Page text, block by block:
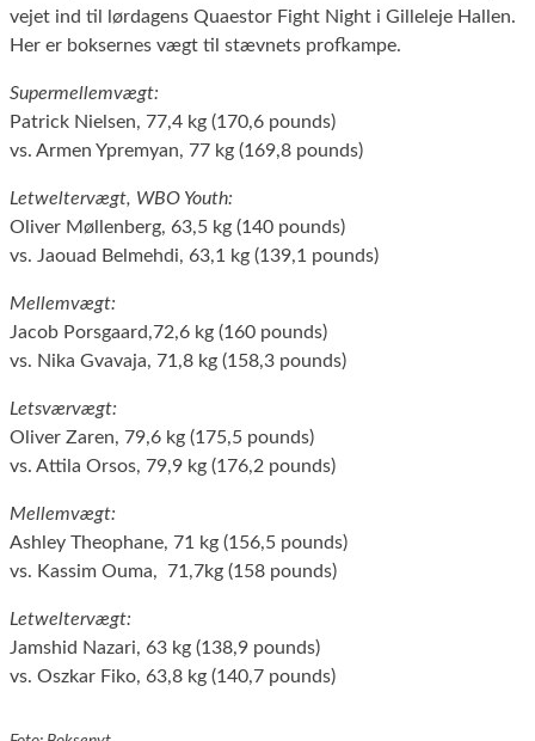
vejet ind til lørdagens Quaestor Fight Night i Gilleleje Hallen.
Her er boksernes vægt til stævnets profkampe.
Supermellemvægt:
Patrick Nielsen, 77,4 kg (170,6 pounds)
vs. Armen Ypremyan, 77 kg (169,8 pounds)
Letweltervægt, WBO Youth:
Oliver Møllenberg, 63,5 kg (140 pounds)
vs. Jaouad Belmehdi, 63,1 kg (139,1 pounds)
Mellemvægt:
Jacob Porsgaard,72,6 kg (160 pounds)
vs. Nika Gvavaja, 71,8 kg (158,3 pounds)
Letsværvægt:
Oliver Zaren, 79,6 kg (175,5 pounds)
vs. Attila Orsos, 79,9 kg (176,2 pounds)
Mellemvægt:
Ashley Theophane, 71 kg (156,5 pounds)
vs. Kassim Ouma, 71,7kg (158 pounds)
Letweltervægt:
Jamshid Nazari, 63 kg (138,9 pounds)
vs. Oszkar Fiko, 63,8 kg (140,7 pounds)